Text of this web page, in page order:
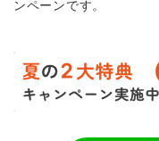
ンペーンです。